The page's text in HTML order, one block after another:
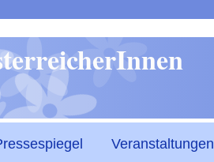
Veranstaltungen